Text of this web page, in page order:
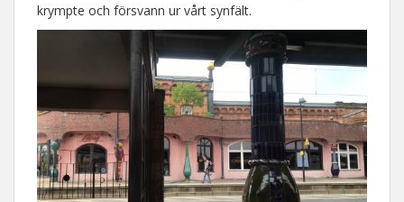
krympte och försvann ur vårt synfält.